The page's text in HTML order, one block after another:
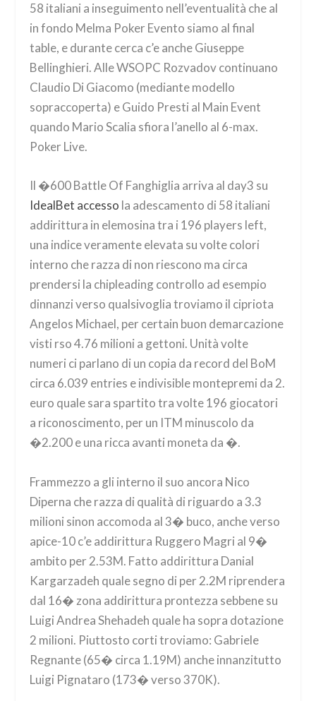
58 italiani a inseguimento nell’eventualità che al
in fondo Melma Poker Evento siamo al final
table, e durante cerca c’e anche Giuseppe
Bellinghieri. Alle WSOPC Rozvadov continuano
Claudio Di Giacomo (mediante modello
sopraccoperta) e Guido Presti al Main Event
quando Mario Scalia sfiora l’anello al 6-max.
Poker Live.
Il �600 Battle Of Fanghiglia arriva al day3 su
IdealBet accesso la adescamento di 58 italiani
addirittura in elemosina tra i 196 players left,
una indice veramente elevata su volte colori
interno che razza di non riescono ma circa
prendersi la chipleading controllo ad esempio
dinnanzi verso qualsivoglia troviamo il cipriota
Angelos Michael, per certain buon demarcazione
visti rso 4.76 milioni a gettoni. Unità volte
numeri ci parlano di un copia da record del BoM
circa 6.039 entries e indivisible montepremi da 2.
euro quale sara spartito tra volte 196 giocatori
a riconoscimento, per un ITM minuscolo da
�2.200 e una ricca avanti moneta da �.
Frammezzo a gli interno il suo ancora Nico
Diperna che razza di qualità di riguardo a 3.3
milioni sinon accomoda al 3� buco, anche verso
apice-10 c’e addirittura Ruggero Magri al 9�
ambito per 2.53M. Fatto addirittura Danial
Kargarzadeh quale segno di per 2.2M riprendera
dal 16� zona addirittura prontezza sebbene su
Luigi Andrea Shehadeh quale ha sopra dotazione
2 milioni. Piuttosto corti troviamo: Gabriele
Regnante (65� circa 1.19M) anche innanzitutto
Luigi Pignataro (173� verso 370K).